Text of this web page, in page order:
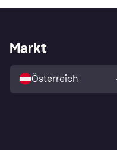
Markt
Österreich